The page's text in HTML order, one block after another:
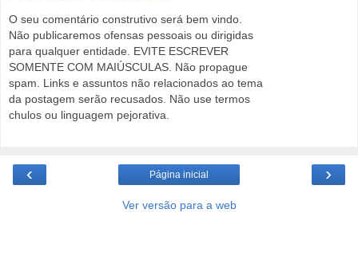
O seu comentário construtivo será bem vindo.
Não publicaremos ofensas pessoais ou dirigidas
para qualquer entidade. EVITE ESCREVER
SOMENTE COM MAIÚSCULAS. Não propague
spam. Links e assuntos não relacionados ao tema
da postagem serão recusados. Não use termos
chulos ou linguagem pejorativa.
‹ ›
Página inicial
Ver versão para a web